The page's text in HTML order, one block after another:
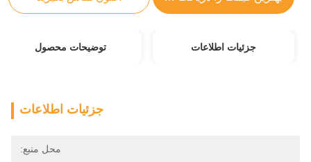
جزئیات اطلاعات توضیحات محصول
جزئیات اطلاعات
محل منبع: